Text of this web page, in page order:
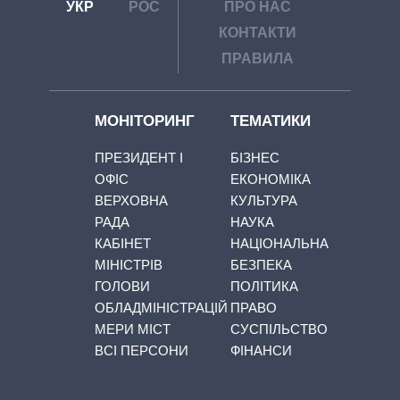
УКР РОС
ПРО НАС
КОНТАКТИ
ПРАВИЛА
МОНІТОРИНГ
ПРЕЗИДЕНТ І
ОФІС
ВЕРХОВНА
РАДА
КАБІНЕТ
МІНІСТРІВ
ГОЛОВИ
ОБЛАДМІНІСТРАЦІЙ
МЕРИ МІСТ
ВСІ ПЕРСОНИ
ТЕМАТИКИ
БІЗНЕС
ЕКОНОМІКА
КУЛЬТУРА
НАУКА
НАЦІОНАЛЬНА
БЕЗПЕКА
ПОЛІТИКА
ПРАВО
СУСПІЛЬСТВО
ФІНАНСИ